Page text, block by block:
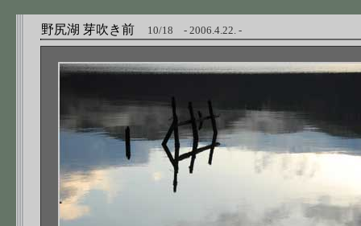
野尻湖 芽吹き前 10/18 - 2006.4.22. -